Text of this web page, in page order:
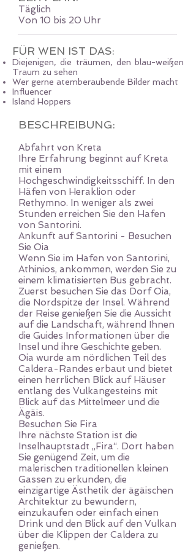
Täglich
Von 10 bis 20 Uhr
FÜR WEN IST DAS:
Diejenigen, die träumen, den blau-weißen
Traum zu sehen
Wer gerne atemberaubende Bilder macht
Influencer
Island Hoppers
BESCHREIBUNG:
Abfahrt von Kreta
Ihre Erfahrung beginnt auf Kreta
mit einem
Hochgeschwindigkeitsschiff. In den
Häfen von Heraklion oder
Rethymno. In weniger als zwei
Stunden erreichen Sie den Hafen
von Santorini.
Ankunft auf Santorini - Besuchen
Sie Oia
Wenn Sie im Hafen von Santorini,
Athinios, ankommen, werden Sie zu
einem klimatisierten Bus gebracht.
Zuerst besuchen Sie das Dorf Oia,
die Nordspitze der Insel. Während
der Reise genießen Sie die Aussicht
auf die Landschaft, während Ihnen
die Guides Informationen über die
Insel und ihre Geschichte geben.
Oia wurde am nördlichen Teil des
Caldera-Randes erbaut und bietet
einen herrlichen Blick auf Häuser
entlang des Vulkangesteins mit
Blick auf das Mittelmeer und die
Ägäis.
Besuchen Sie Fira
Ihre nächste Station ist die
Inselhauptstadt „Fira“. Dort haben
Sie genügend Zeit, um die
malerischen traditionellen kleinen
Gassen zu erkunden, die
einzigartige Ästhetik der ägäischen
Architektur zu bewundern,
einzukaufen oder einfach einen
Drink und den Blick auf den Vulkan
über die Klippen der Caldera zu
genießen.